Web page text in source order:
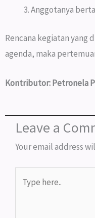
Anggotanya
Rencana kegiatan yang
agenda, maka
Kontributor: Petronela
Leave a
Your email address
here..